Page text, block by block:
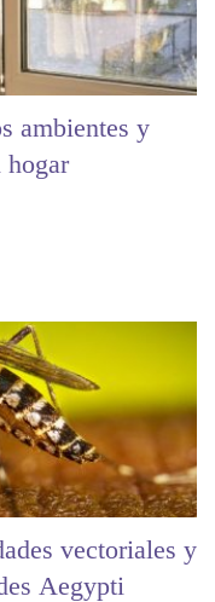
ambientes y
hogar
vectoriales y
Aegypti